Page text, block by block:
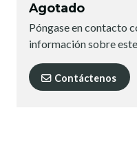
Agotado
Póngase en contacto
información sobre
Contáctenos